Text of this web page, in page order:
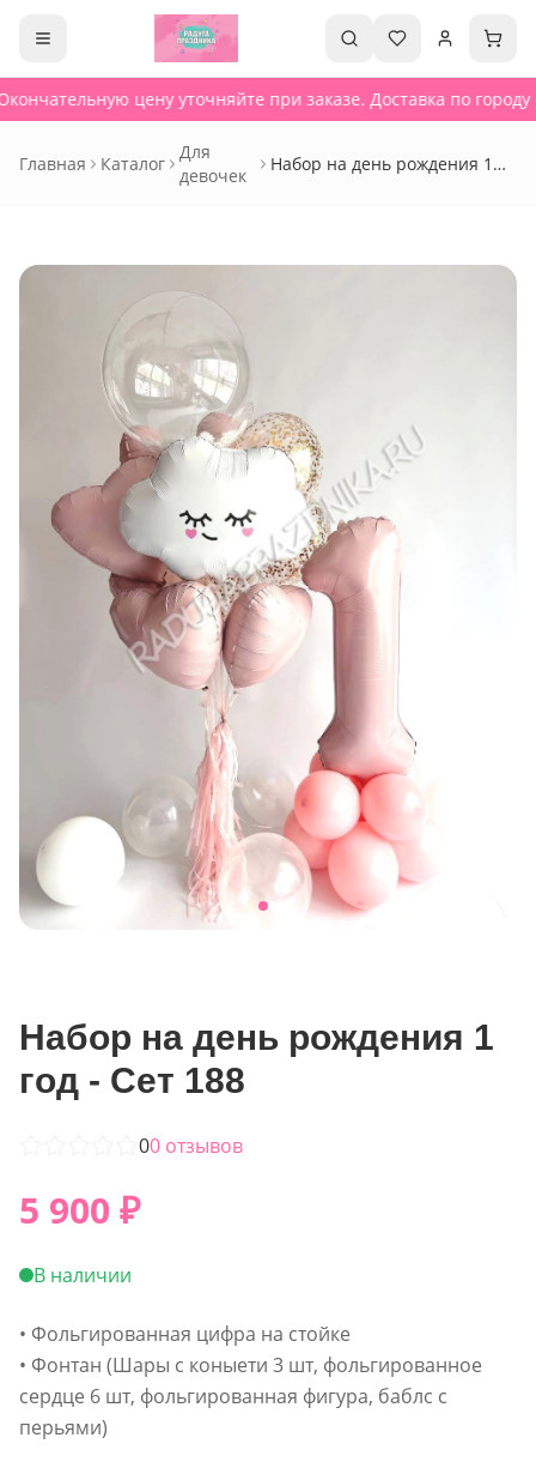
цену уточняйте при заказе. Доставка по городу
Главная Каталог
Для
девочек
Набор на день рождения 1
Набор на день рождения 1
год - Сет 188
00 отзывов
5 900 ₽
В наличии
• Фольгированная цифра на стойке
• Фонтан (Шары с коныети 3 шт, фольгированное
сердце 6 шт, фольгированная фигура, баблс с
перьями)